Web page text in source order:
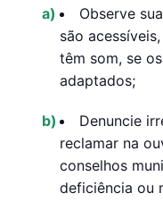
Observe
são
têm som, se
adaptados;
Denuncie
reclamar na
conselhos
deficiência ou